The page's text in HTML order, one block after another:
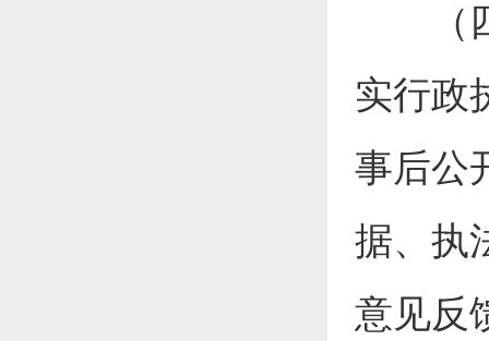
（四
实行政
事后公
据、执
意见反